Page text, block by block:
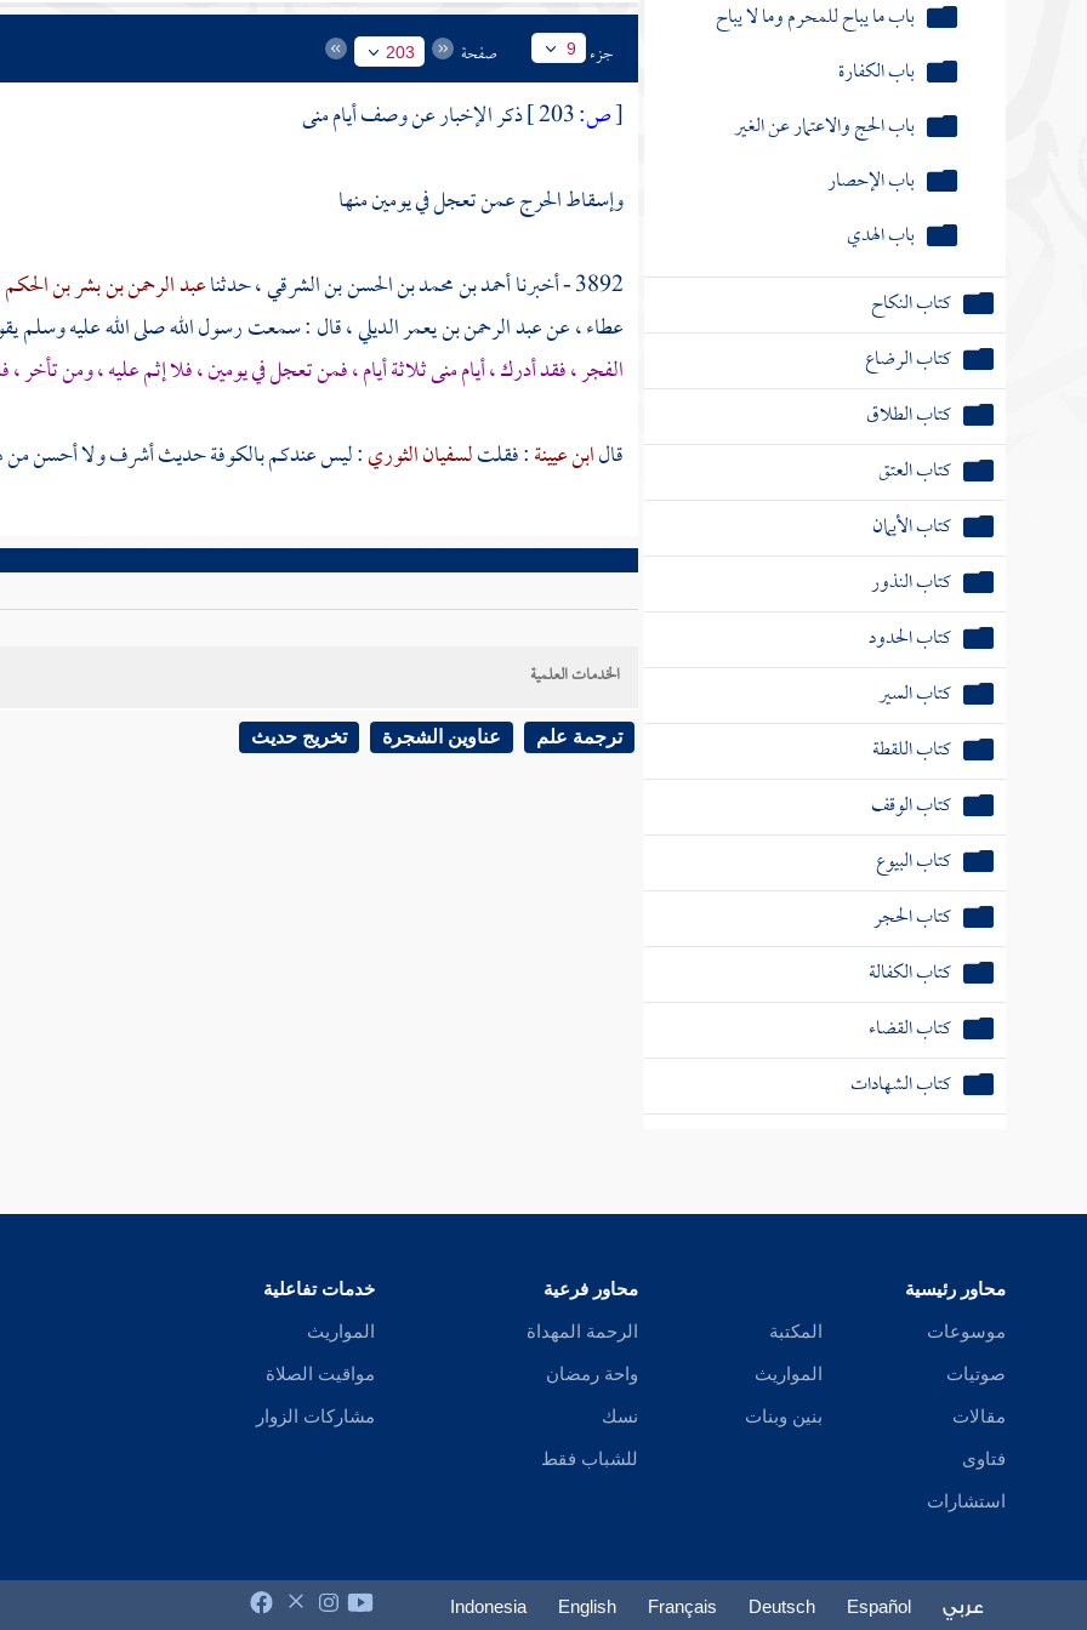
باب الحج والاعتمار عن الغير
باب الإحصار
باب الهدي
كتاب النكاح
كتاب الرضاع
كتاب الطلاق
كتاب العتق
كتاب الأيمان
كتاب النذور
كتاب الحدود
كتاب السير
كتاب اللقطة
كتاب الوقف
كتاب البيوع
كتاب الحجر
كتاب الكفالة
كتاب القضاء
كتاب الشهادات
كتاب الدعوى
كتاب الصلح
كتاب الإجارة
كتاب إحياء الموات
كتاب الأطعمة
جزء 9 صفحة 203
[ص: ذكر الإخبار عن وصف أياممنى
وإسقاط الحرج عمن تعجل في يومين منها
3892 - أخبرنا
أحمد بن محمد بن الحسن بن الشرقي ،حدثناعبد الرحمن بن بشر بن الحكم
عطاء، عنعبد الرحمن بن يعمر الديلي، قال : سمعت رسول الله صلى الله عليه وسلم
الفجر ، فقد أدرك ، أياممنىثلاثة أيام ، فمن تعجل في يومين ، فلا إثم عليه ، ومن تأخر ،
قالابن عيينة: فقلتلسفيان الثوري: ليس عندكمبالكوفةحديث أشرف ولا أحسن من
الخدمات العلمية
ترجمة علم عناوين الشجرة تخريج حديث
محاور رئيسية
موسوعات
صوتيات
مقالات
فتاوى
استشارات
المكتبة
المواريث
بنين وبنات
محاور فرعية
الرحمة المهداة
واحة رمضان
نسك
للشباب فقط
خدمات تفاعلية
المواريث
مواقيت الصلاة
مشاركات الزوار
عربي Español
Deutsch
Français
English
Indonesia